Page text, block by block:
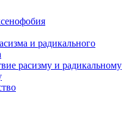
и радикального
расизму и радикальному